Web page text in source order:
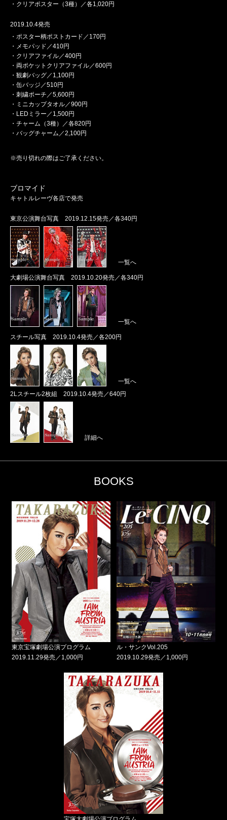
・クリアポスター（3種）／各1,020円
2019.10.4発売
・ポスター柄ポストカード／170円
・メモパッド／410円
・クリアファイル／400円
・両ポケットクリアファイル／600円
・観劇バッグ／1,100円
・缶バッジ／510円
・刺繍ポーチ／5,600円
・ミニカップタオル／900円
・LEDミラー／1,500円
・チャーム（3種）／各820円
・バッグチャーム／2,100円
※売り切れの際はご了承ください。
ブロマイド
キャトルレーヴ各店で発売
東京公演舞台写真 2019.12.15発売／各340円
一覧へ
大劇場公演舞台写真 2019.10.20発売／各340円
一覧へ
スチール写真 2019.10.4発売／各200円
一覧へ
2Lスチール2枚組 2019.10.4発売／640円
詳細へ
BOOKS
東京宝塚劇場公演プログラム
2019.11.29発売／1,000円
ル・サンクVol.205
2019.10.29発売／1,000円